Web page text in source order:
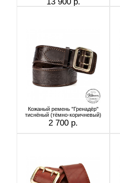
Кожаный ремень "Гренадёр"
тиснёный (тёмно-коричневый)
2 700 р.